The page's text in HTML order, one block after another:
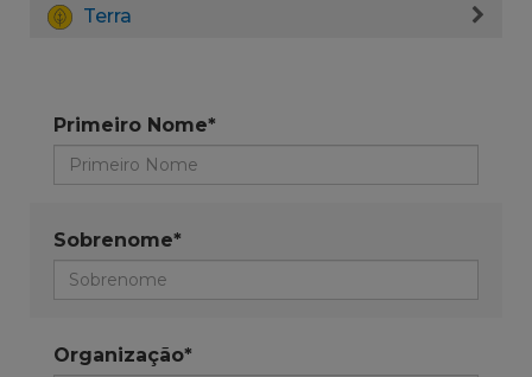
Terra
Primeiro Nome*
Sobrenome*
Organização*